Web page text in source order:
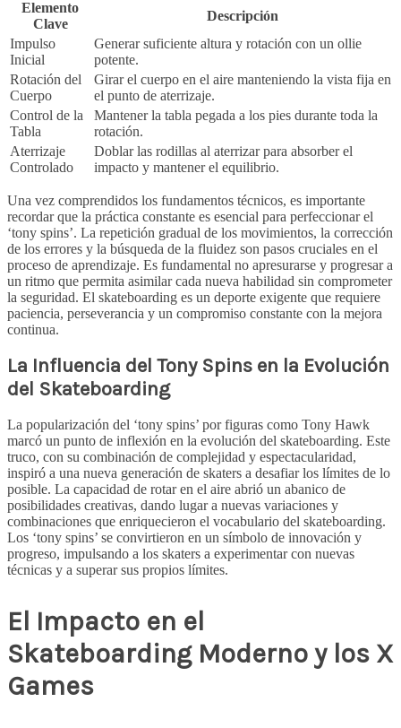
Elemento
Clave
Descripción
Impulso
Inicial
Generar suficiente altura y rotación con un ollie
potente.
Rotación del
Cuerpo
Girar el cuerpo en el aire manteniendo la vista fija en
el punto de aterrizaje.
Control de la
Tabla
Mantener la tabla pegada a los pies durante toda la
rotación.
Aterrizaje
Controlado
Doblar las rodillas al aterrizar para absorber el
impacto y mantener el equilibrio.
Una vez comprendidos los fundamentos técnicos, es importante
recordar que la práctica constante es esencial para perfeccionar el
‘tony spins’. La repetición gradual de los movimientos, la corrección
de los errores y la búsqueda de la fluidez son pasos cruciales en el
proceso de aprendizaje. Es fundamental no apresurarse y progresar a
un ritmo que permita asimilar cada nueva habilidad sin comprometer
la seguridad. El skateboarding es un deporte exigente que requiere
paciencia, perseverancia y un compromiso constante con la mejora
continua.
La Influencia del Tony Spins en la Evolución
del Skateboarding
La popularización del ‘tony spins’ por figuras como Tony Hawk
marcó un punto de inflexión en la evolución del skateboarding. Este
truco, con su combinación de complejidad y espectacularidad,
inspiró a una nueva generación de skaters a desafiar los límites de lo
posible. La capacidad de rotar en el aire abrió un abanico de
posibilidades creativas, dando lugar a nuevas variaciones y
combinaciones que enriquecieron el vocabulario del skateboarding.
Los ‘tony spins’ se convirtieron en un símbolo de innovación y
progreso, impulsando a los skaters a experimentar con nuevas
técnicas y a superar sus propios límites.
El Impacto en el
Skateboarding Moderno y los X
Games